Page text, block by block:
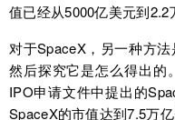
值已经从5000亿美元到2.2
对于SpaceX，另一种方
然后探究它是怎么得出的
IPO申请文件中提出的
SpaceX的市值达到7.5万